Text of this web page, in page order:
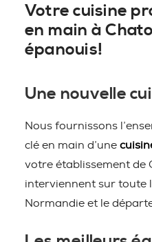
Votre cuisine
en main à
épanouis!
Une nouvelle
Nous fournissons
clé en main d’une
votre établissement de
interviennent sur toute
Normandie et le